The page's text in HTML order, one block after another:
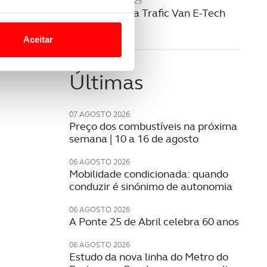
lhe proporcionar
sua experiência de
Aceitar
Renault revela Trafic Van E-Tech
elétrico
Últimas
07 AGOSTO 2026
Preço dos combustíveis na próxima
semana | 10 a 16 de agosto
06 AGOSTO 2026
Mobilidade condicionada: quando
conduzir é sinónimo de autonomia
06 AGOSTO 2026
A Ponte 25 de Abril celebra 60 anos
06 AGOSTO 2026
Estudo da nova linha do Metro do